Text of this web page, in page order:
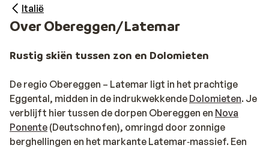
Italië
Over Obereggen/Latemar
Rustig skiën tussen zon en Dolomieten
De regio Obereggen – Latemar ligt in het prachtige
Eggental, midden in de indrukwekkende Dolomieten. Je
verblijft hier tussen de dorpen Obereggen en Nova
Ponente (Deutschnofen), omringd door zonnige
berghellingen en het markante Latemar‑massief. Een